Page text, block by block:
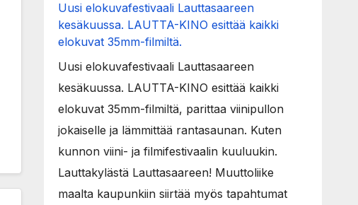
Uusi elokuvafestivaali Lauttasaareen
kesäkuussa. LAUTTA-KINO esittää kaikki
elokuvat 35mm-filmiltä.
Uusi elokuvafestivaali Lauttasaareen
kesäkuussa. LAUTTA-KINO esittää kaikki
elokuvat 35mm-filmiltä, parittaa viinipullon
jokaiselle ja lämmittää rantasaunan. Kuten
kunnon viini- ja filmifestivaalin kuuluukin.
Lauttakylästä Lauttasaareen! Muuttoliike
maalta kaupunkiin siirtää myös tapahtumat